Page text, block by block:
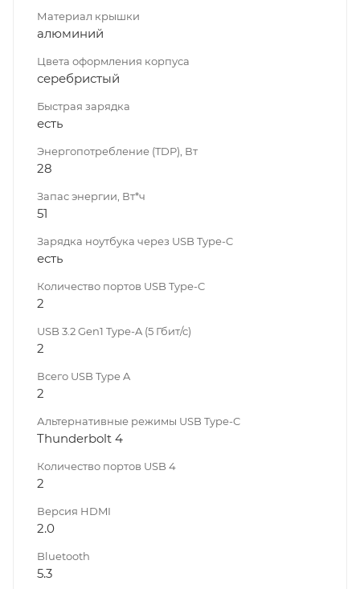
Материал крышки
алюминий
Цвета оформления корпуса
серебристый
Быстрая зарядка
есть
Энергопотребление (TDP), Вт
28
Запас энергии, Вт*ч
51
Зарядка ноутбука через USB Type-C
есть
Количество портов USB Type-C
2
USB 3.2 Gen1 Type-A (5 Гбит/с)
2
Всего USB Type A
2
Альтернативные режимы USB Type-C
Thunderbolt 4
Количество портов USB 4
2
Версия HDMI
2.0
Bluetooth
5.3